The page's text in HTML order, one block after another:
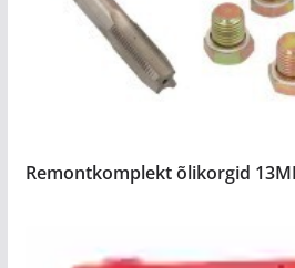
Remontkomplekt õlikorgid